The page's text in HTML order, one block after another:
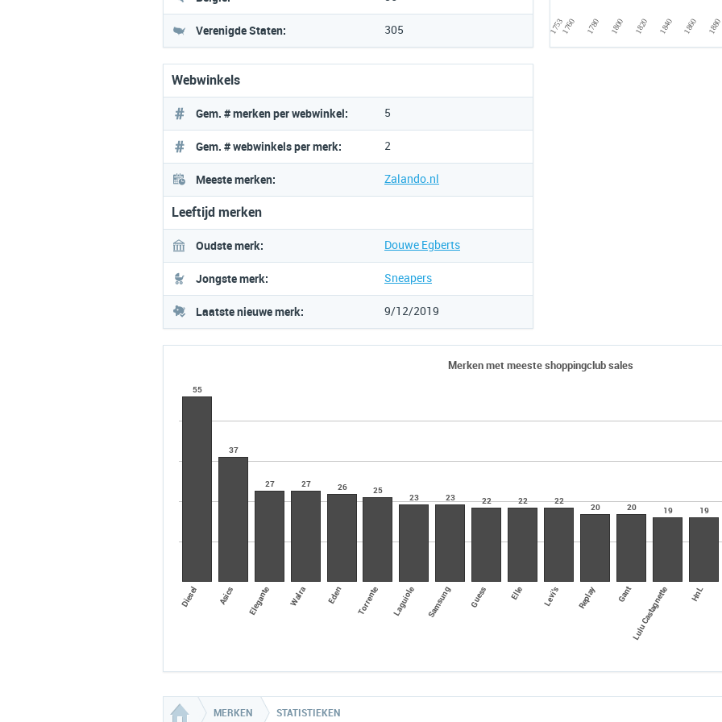
Verenigde Staten: 305 17531760 1780 1800 1820 1840 1860 1880
Webwinkels
Gem. # merken per webwinkel: 5
Gem. # webwinkels per merk: 2
Meeste merken: Zalando.nl
Leeftijd merken
Oudste merk: Douwe Egberts
Jongste merk: Sneapers
Laatste nieuwe merk: 9/12/2019
Diesel Asics Elegante Walra Eden Torrente Laguiole Samsung Guess Elle Levi's Replay Gant Lulu Castagnette HnL
55
37
27 27 26
25
23
23 22 22 22
20 20 19 19
Merken met meeste shoppingclub sales
MERKEN STATISTIEKEN